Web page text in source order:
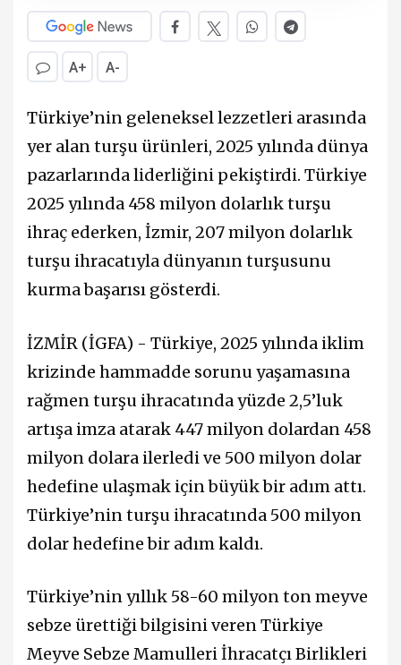
A+ A-
Türkiye’nin geleneksel lezzetleri arasında
yer alan turşu ürünleri, 2025 yılında dünya
pazarlarında liderliğini pekiştirdi. Türkiye
2025 yılında 458 milyon dolarlık turşu
ihraç ederken, İzmir, 207 milyon dolarlık
turşu ihracatıyla dünyanın turşusunu
kurma başarısı gösterdi.
İZMİR (İGFA) - Türkiye, 2025 yılında iklim
krizinde hammadde sorunu yaşamasına
rağmen turşu ihracatında yüzde 2,5’luk
artışa imza atarak 447 milyon dolardan 458
milyon dolara ilerledi ve 500 milyon dolar
hedefine ulaşmak için büyük bir adım attı.
Türkiye’nin turşu ihracatında 500 milyon
dolar hedefine bir adım kaldı.
Türkiye’nin yıllık 58-60 milyon ton meyve
sebze ürettiği bilgisini veren Türkiye
Meyve Sebze Mamulleri İhracatçı Birlikleri